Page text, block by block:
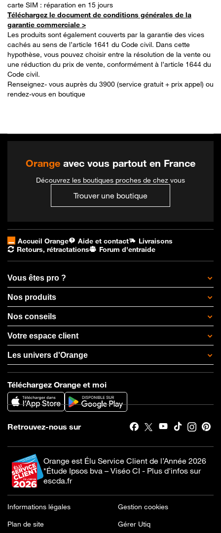
carte SIM : réparation en 15 jours
Téléchargez le document de conditions générales de la
garantie commerciale >
Les produits sont également couverts par la garantie des vices
cachés au sens de l’article 1641 du Code civil. Dans cette
hypothèse, vous pouvez choisir entre la résolution de la vente ou
une réduction du prix de vente, conformément à l’article 1644 du
Code civil.
Renseignez- vous auprès du 3900 (service gratuit + prix appel) ou
rendez-vous en boutique